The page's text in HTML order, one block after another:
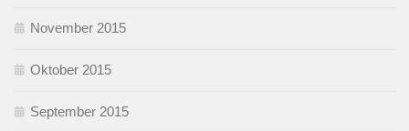
November 2015
Oktober 2015
September 2015